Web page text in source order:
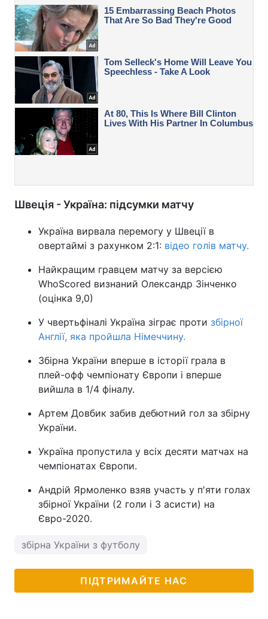
Швеція - Україна: підсумки матчу
Україна вирвала перемогу у Швеції в
овертаймі з рахунком 2:1: відео голів матчу.
Найкращим гравцем матчу за версією
WhoScored визнаний Олександр Зінченко
(оцінка 9,0)
У чвертьфіналі Україна зіграє проти збірної
Англії, яка пройшла Німеччину.
Збірна України вперше в історії грала в
плей-офф чемпіонату Європи і вперше
вийшла в 1/4 фіналу.
Артем Довбик забив дебютний гол за збірну
України.
Україна пропустила у всіх десяти матчах на
чемпіонатах Європи.
Андрій Ярмоленко взяв участь у п'яти голах
збірної України (2 голи і 3 асисти) на
Євро-2020.
збірна України з футболу
ПІДТРИМАЙТЕ НАС